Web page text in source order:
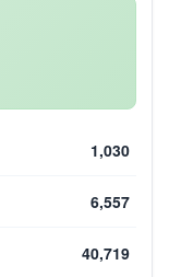
1,030
6,557
40,719